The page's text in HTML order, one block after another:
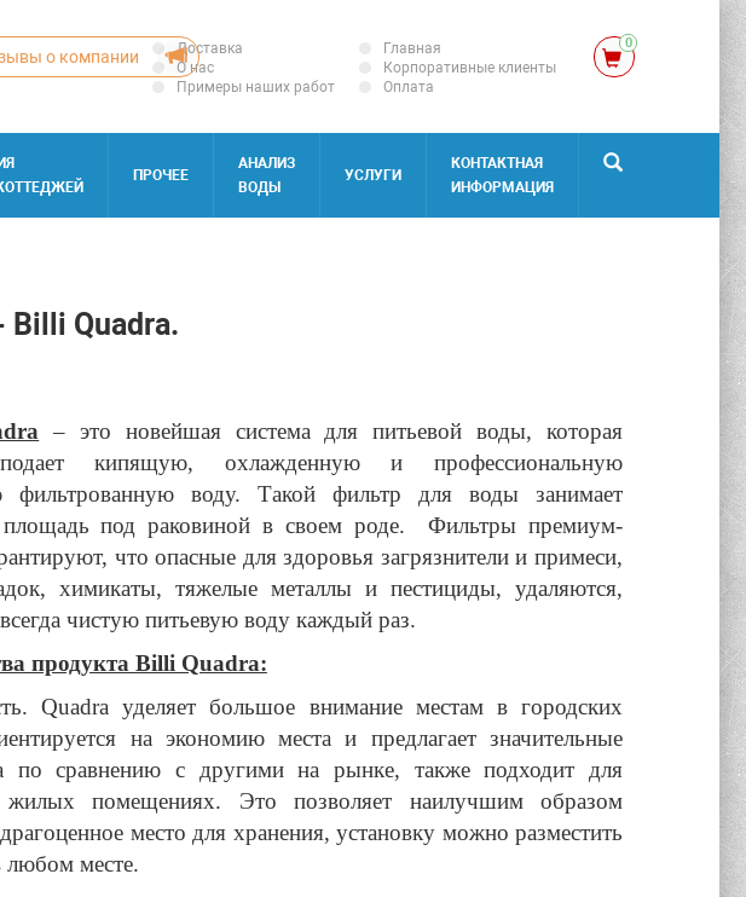
о компании
Доставка
О нас
Примеры наших работ
Главная
Корпоративные клиенты
Оплата
0
ПРОЧЕЕ
АНАЛИЗ
ВОДЫ
УСЛУГИ
КОНТАКТНАЯ
ИНФОРМАЦИЯ
Quadra.
– это новейшая система для питьевой воды, которая
кипящую, охлажденную и профессиональную
фильтрованную воду. Такой фильтр для воды занимает
под раковиной в своем роде. Фильтры премиум-
что опасные для здоровья загрязнители и примеси,
химикаты, тяжелые металлы и пестициды, удаляются,
чистую питьевую воду каждый раз.
продукта Billi Quadra:
Quadra уделяет большое внимание местам в городских
на экономию места и предлагает значительные
по сравнению с другими на рынке, также подходит для
жилых помещениях. Это позволяет наилучшим образом
место для хранения, установку можно разместить
любом месте.